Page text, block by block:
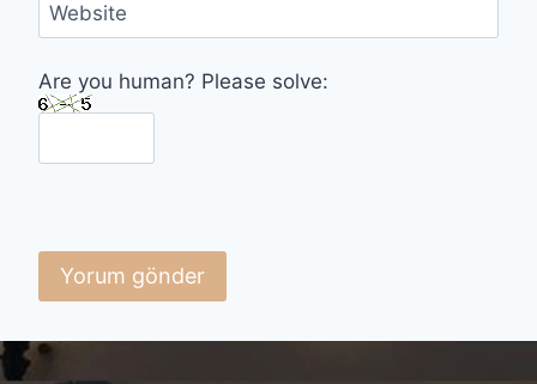
Website
Are you human? Please solve: